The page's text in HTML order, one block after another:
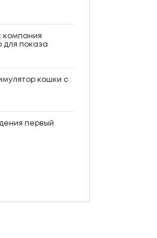
компания
для показа
кошки с
первый